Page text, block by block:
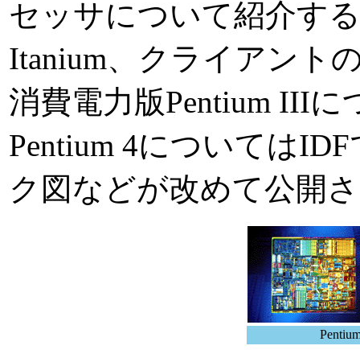
セッサについて紹介す
Itanium、クライアント
消費電力版Pentium III
Pentium 4については
ク図などが改めて公開